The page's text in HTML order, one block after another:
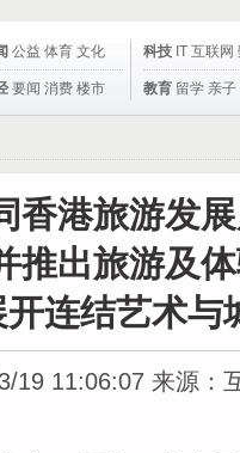
公益 体育 文化
要闻 消费 楼市
科技 IT 互联网
教育 留学 亲子
香港旅游发
推出旅游及
连结艺术与
19 11:06:07 来源：